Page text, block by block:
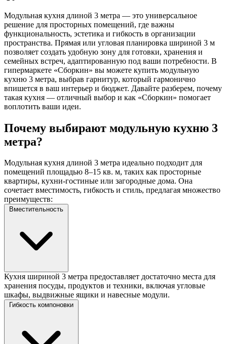
Модульная кухня длиной 3 метра — это универсальное
решение для просторных помещений, где важны
функциональность, эстетика и гибкость в организации
пространства. Прямая или угловая планировка шириной 3 м
позволяет создать удобную зону для готовки, хранения и
семейных встреч, адаптированную под ваши потребности. В
гипермаркете «Сборкин» вы можете купить модульную
кухню 3 метра, выбрав гарнитур, который гармонично
впишется в ваш интерьер и бюджет. Давайте разберем, почему
такая кухня — отличный выбор и как «Сборкин» помогает
воплотить ваши идеи.
Почему выбирают модульную кухню 3
метра?
Модульная кухня длиной 3 метра идеально подходит для
помещений площадью 8–15 кв. м, таких как просторные
квартиры, кухни-гостиные или загородные дома. Она
сочетает вместимость, гибкость и стиль, предлагая множество
преимуществ:
Вместительность
Кухня шириной 3 метра предоставляет достаточно места для
хранения посуды, продуктов и техники, включая угловые
шкафы, выдвижные ящики и навесные модули.
Гибкость компоновки